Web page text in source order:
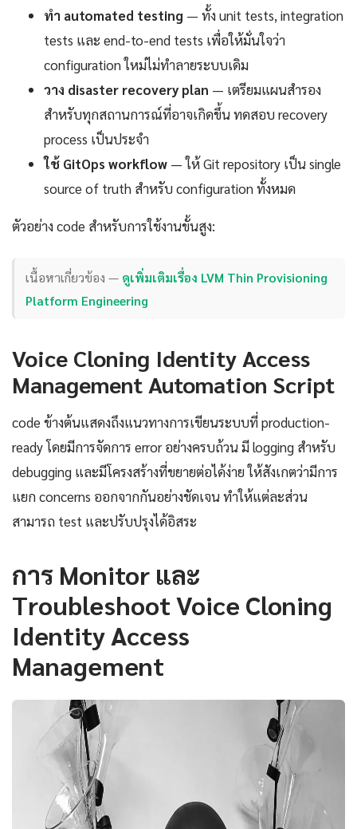
ทำ automated testing — ทั้ง unit tests, integration
tests และ end-to-end tests เพื่อให้มั่นใจว่า
configuration ใหม่ไม่ทำลายระบบเดิม
วาง disaster recovery plan — เตรียมแผนสำรอง
สำหรับทุกสถานการณ์ที่อาจเกิดขึ้น ทดสอบ recovery
process เป็นประจำ
ใช้ GitOps workflow — ให้ Git repository เป็น single
source of truth สำหรับ configuration ทั้งหมด
ตัวอย่าง code สำหรับการใช้งานขั้นสูง:
เนื้อหาเกี่ยวข้อง — ดูเพิ่มเติมเรื่อง LVM Thin Provisioning
Platform Engineering
Voice Cloning Identity Access
Management Automation Script
code ข้างต้นแสดงถึงแนวทางการเขียนระบบที่ production-
ready โดยมีการจัดการ error อย่างครบถ้วน มี logging สำหรับ
debugging และมีโครงสร้างที่ขยายต่อได้ง่าย ให้สังเกตว่ามีการ
แยก concerns ออกจากกันอย่างชัดเจน ทำให้แต่ละส่วน
สามารถ test และปรับปรุงได้อิสระ
การ Monitor และ
Troubleshoot Voice Cloning
Identity Access
Management